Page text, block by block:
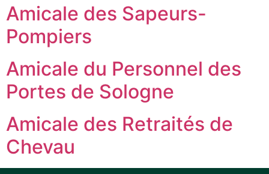
Amicale des Sapeurs-
Pompiers
Amicale du Personnel des
Portes de Sologne
Amicale des Retraités de
Chevau